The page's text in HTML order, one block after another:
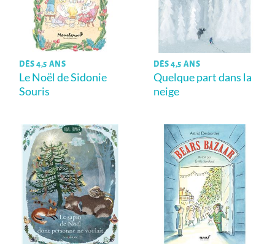
DÈS 4,5 ANS
Le Noël de Sidonie
Souris
DÈS 4,5 ANS
Quelque part dans la
neige